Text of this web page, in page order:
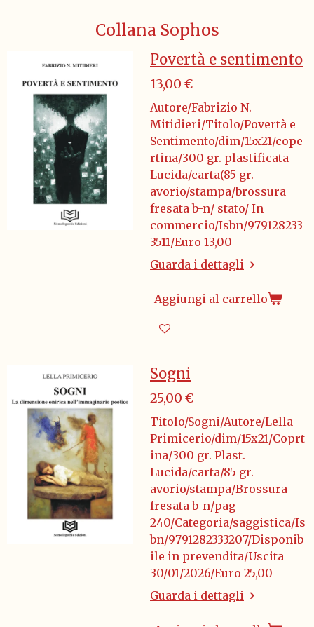
Collana Sophos
Povertà e sentimento
13,00 €
Autore/Fabrizio N.
Mitidieri/Titolo/Povertà e
Sentimento/dim/15x21/cope
rtina/300 gr. plastificata
Lucida/carta(85 gr.
avorio/stampa/brossura
fresata b-n/ stato/ In
commercio/Isbn/979128233
3511/Euro 13,00
Guarda i dettagli
Aggiungi al carrello
Sogni
25,00 €
Titolo/Sogni/Autore/Lella
Primicerio/dim/15x21/Coprt
ina/300 gr. Plast.
Lucida/carta/85 gr.
avorio/stampa/Brossura
fresata b-n/pag
240/Categoria/saggistica/Is
bn/9791282333207/Disponib
ile in prevendita/Uscita
30/01/2026/Euro 25,00
Guarda i dettagli